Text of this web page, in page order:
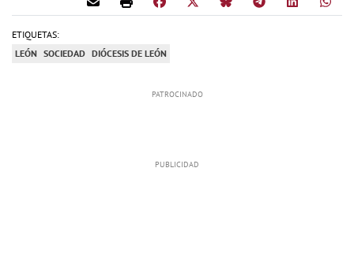
ETIQUETAS:
LEÓN SOCIEDAD DIÓCESIS DE LEÓN